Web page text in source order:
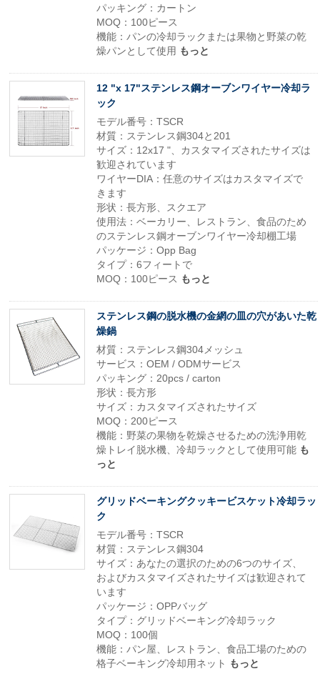
パッキング：カートン
MOQ：100ピース
機能：パンの冷却ラックまたは果物と野菜の乾
燥パンとして使用 もっと
12 "x 17"ステンレス鋼オーブンワイヤー冷却ラ
ック
モデル番号：TSCR
材質：ステンレス鋼304と201
サイズ：12x17 "、カスタマイズされたサイズは
歓迎されています
ワイヤーDIA：任意のサイズはカスタマイズで
きます
形状：長方形、スクエア
使用法：ベーカリー、レストラン、食品のため
のステンレス鋼オーブンワイヤー冷却棚工場
パッケージ：Opp Bag
タイプ：6フィートで
MOQ：100ピース もっと
ステンレス鋼の脱水機の金網の皿の穴があいた乾
燥鍋
材質：ステンレス鋼304メッシュ
サービス：OEM / ODMサービス
パッキング：20pcs / carton
形状：長方形
サイズ：カスタマイズされたサイズ
MOQ：200ピース
機能：野菜の果物を乾燥させるための洗浄用乾
燥トレイ脱水機、冷却ラックとして使用可能 も
っと
グリッドベーキングクッキービスケット冷却ラッ
ク
モデル番号：TSCR
材質：ステンレス鋼304
サイズ：あなたの選択のための6つのサイズ、
およびカスタマイズされたサイズは歓迎されて
います
パッケージ：OPPバッグ
タイプ：グリッドベーキング冷却ラック
MOQ：100個
機能：パン屋、レストラン、食品工場のための
格子ベーキング冷却用ネット もっと